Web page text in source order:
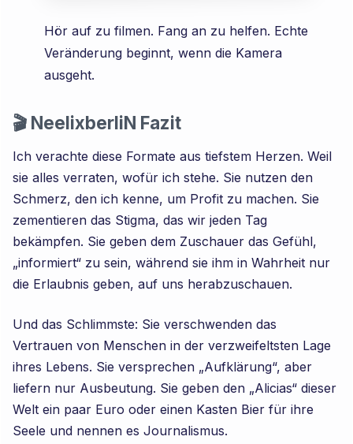
Hör auf zu filmen. Fang an zu helfen. Echte
Veränderung beginnt, wenn die Kamera
ausgeht.
🎬 NeelixberliN Fazit
Ich verachte diese Formate aus tiefstem Herzen. Weil
sie alles verraten, wofür ich stehe. Sie nutzen den
Schmerz, den ich kenne, um Profit zu machen. Sie
zementieren das Stigma, das wir jeden Tag
bekämpfen. Sie geben dem Zuschauer das Gefühl,
„informiert“ zu sein, während sie ihm in Wahrheit nur
die Erlaubnis geben, auf uns herabzuschauen.
Und das Schlimmste: Sie verschwenden das
Vertrauen von Menschen in der verzweifeltsten Lage
ihres Lebens. Sie versprechen „Aufklärung“, aber
liefern nur Ausbeutung. Sie geben den „Alicias“ dieser
Welt ein paar Euro oder einen Kasten Bier für ihre
Seele und nennen es Journalismus.